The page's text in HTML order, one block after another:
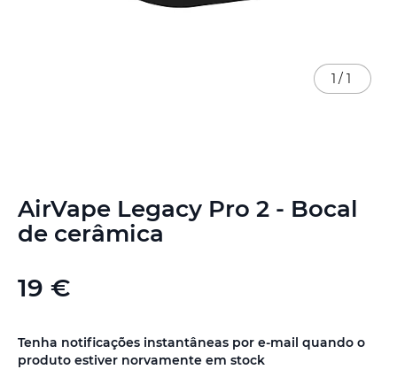
AirVape Legacy Pro 2 - Bocal
de cerâmica
19 €
Tenha notificações instantâneas por e-mail quando o
produto estiver norvamente em stock
1 / 1
para
o
início
Galeria
de